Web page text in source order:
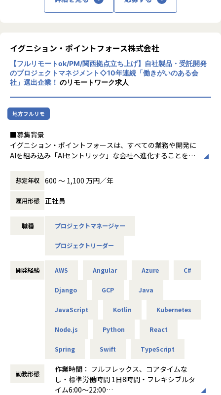
【業務の変更の範囲】
イグニション・ポイントフォース株式会社
【フルリモートok/PM/関西拠点立ち上げ】自社製品・受託開発
のプロジェクトマネジメント◇10年連続「働きがいのある会
社」選出企業！ のリモートワーク求人
地方フルリモ
■募集背景
イグニション・ポイントフォースは、すべての業務や開発に
AIを組み込み「AIセントリック」な会社へ進化することを目
革を、戦略策定から実装まで一気通貫で推進しています。
この度、西日本エリアのクライアントへの価値提供を強化す
るため、関西拠点（大阪）の立ち上げを担う中核メンバーと
して、シニアシステムエンジニアを募集します。
し、成長できる環境です
ステム開発におけるシステムエンジニア）としてご活躍いた
・Webアプリケーション、業務システム、モバイルアプリ等
・クライアントとの要件定義、仕様調整、提案・チーム内ミ
・システム保守・運用・改善
・大手企業向け業務システム開発（Java, Spring, AWS）
・スタートアップ新規サービスの立ち上げ（React, Node.js,
想定年収 600 〜 1,100 万円／年
雇用形態 正社員
職種 プロジェクトマネージャー
プロジェクトリーダー
開発経験 AWS Angular Azure C#
Django GCP Java
JavaScript Kotlin Kubernetes
Node.js Python React
Spring Swift TypeScript
勤務形態
作業時間： フルフレックス、コアタイムな
し・標準労働時間 1日8時間・フレキシブルタ
イム6:00～22:00